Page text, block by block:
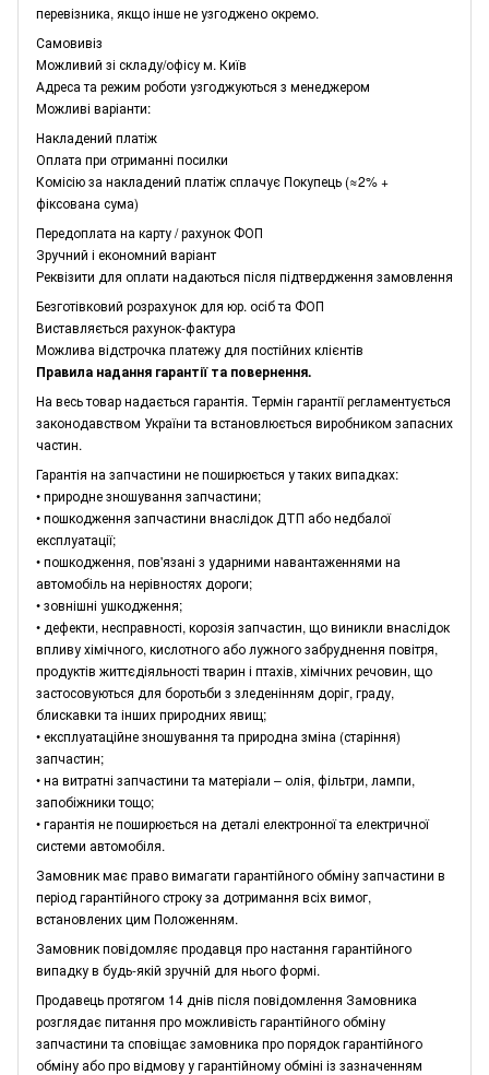
перевізника, якщо інше не узгоджено окремо.
Самовивіз
Можливий зі складу/офісу м. Київ
Адреса та режим роботи узгоджуються з менеджером
Можливі варіанти:
Накладений платіж
Оплата при отриманні посилки
Комісію за накладений платіж сплачує Покупець (≈2% +
фіксована сума)
Передоплата на карту / рахунок ФОП
Зручний і економний варіант
Реквізити для оплати надаються після підтвердження замовлення
Безготівковий розрахунок для юр. осіб та ФОП
Виставляється рахунок-фактура
Можлива відстрочка платежу для постійних клієнтів
Правила надання гарантії та повернення.
На весь товар надається гарантія. Термін гарантії регламентується
законодавством України та встановлюється виробником запасних
частин.
Гарантія на запчастини не поширюється у таких випадках:
• природне зношування запчастини;
• пошкодження запчастини внаслідок ДТП або недбалої
експлуатації;
• пошкодження, пов'язані з ударними навантаженнями на
автомобіль на нерівностях дороги;
• зовнішні ушкодження;
• дефекти, несправності, корозія запчастин, що виникли внаслідок
впливу хімічного, кислотного або лужного забруднення повітря,
продуктів життєдіяльності тварин і птахів, хімічних речовин, що
застосовуються для боротьби з зледенінням доріг, граду,
блискавки та інших природних явищ;
• експлуатаційне зношування та природна зміна (старіння)
запчастин;
• на витратні запчастини та матеріали – олія, фільтри, лампи,
запобіжники тощо;
• гарантія не поширюється на деталі електронної та електричної
системи автомобіля.
Замовник має право вимагати гарантійного обміну запчастини в
період гарантійного строку за дотримання всіх вимог,
встановлених цим Положенням.
Замовник повідомляє продавця про настання гарантійного
випадку в будь-якій зручній для нього формі.
Продавець протягом 14 днів після повідомлення Замовника
розглядає питання про можливість гарантійного обміну
запчастини та сповіщає замовника про порядок гарантійного
обміну або про відмову у гарантійному обміні із зазначенням